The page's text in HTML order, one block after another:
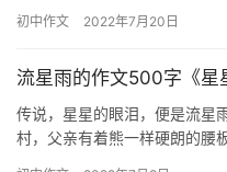
终…
初中作文 2022年7月20日
流星雨的作文500字《星
传说，星星的眼泪，便是流
村，父亲有着熊一样硬朗的腰